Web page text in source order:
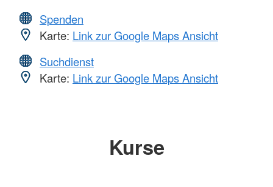
Spenden
Karte: Link zur Google Maps Ansicht
Suchdienst
Karte: Link zur Google Maps Ansicht
Kurse